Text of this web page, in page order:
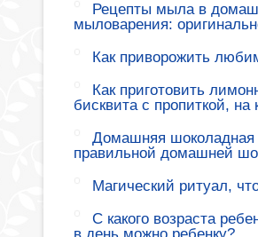
Рецепты мыла в
мыловарения:
Как приворожить
Как приготовить
бисквита с пропиткой,
Домашняя шоколадная
правильной домашней
Магический ритуал,
С какого возраста